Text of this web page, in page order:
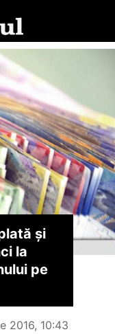
și
la
pe
2016, 10:43